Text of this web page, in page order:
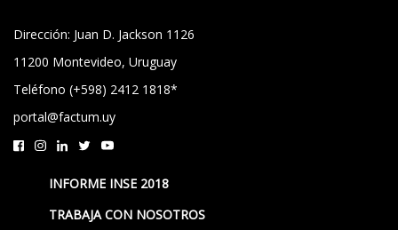
Dirección: Juan D. Jackson 1126
11200 Montevideo, Uruguay
Teléfono (+598) 2412 1818*
portal@factum.uy
INFORME INSE 2018
TRABAJA CON NOSOTROS